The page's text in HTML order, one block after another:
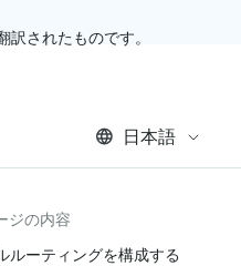
されたものです。
日本語
ジの内容
ルーティングを構成する